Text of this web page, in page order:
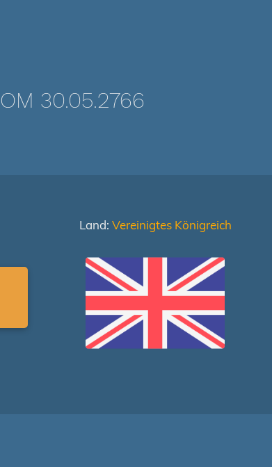
30.05.2766
Land: Vereinigtes Königreich